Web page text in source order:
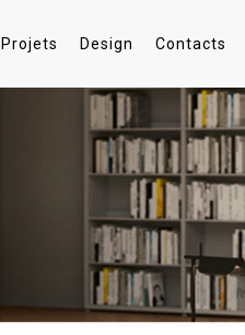
Projets Design Contacts